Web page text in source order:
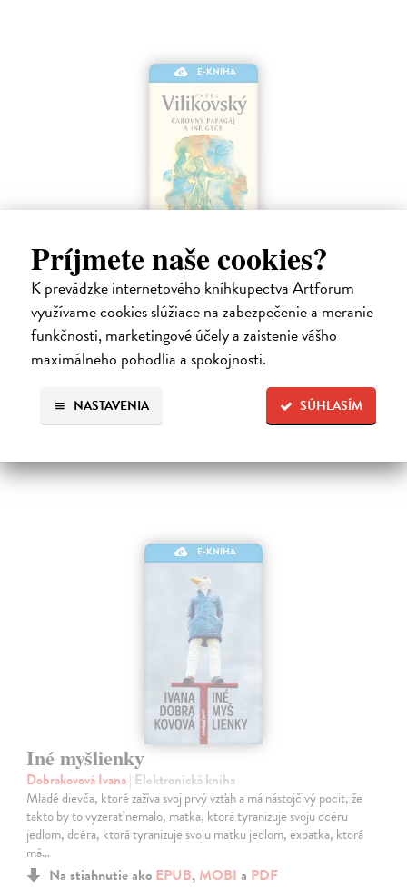
Príjmete naše cookies?
K prevádzke internetového kníhkupectva Artforum
využívame cookies slúžiace na zabezpečenie a meranie
funkčnosti, marketingové účely a zaistenie vášho
maximálneho pohodlia a spokojnosti.
SÚHLASÍM
NASTAVENIA
E-KNIHA
Čarovný papagáj a iné gýče
Vilikovský Pavel| Elektronická kniha
Čarovný papagáj a iné gýče je zbierka ôsmich poviedok. Okrem
typických autorových textov sú súčasťou zbierky aj iné zvláštne
poviedky.
10,49 €
E-KNIHA
Iné myšlienky
Dobrakovová Ivana| Elektronická kniha
Mladé dievča, ktoré zažíva svoj prvý vzťah a má nástojčivý pocit, že
takto by to vyzerať nemalo, matka, ktorá tyranizuje svoju dcéru
jedlom, dcéra, ktorá tyranizuje svoju matku jedlom, expatka, ktorá
má…
Na stiahnutie ako EPUB, MOBI a PDF